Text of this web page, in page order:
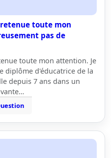
toute mon
pas de
toute mon attention. Je
diplôme d'éducatrice de la
depuis 7 ans dans un